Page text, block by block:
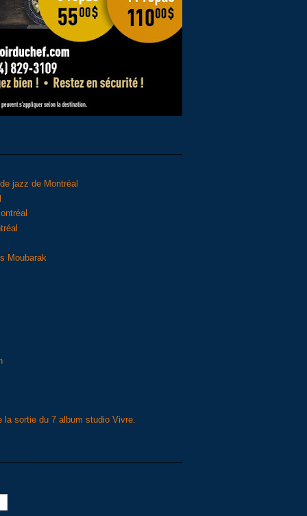
jazz de Montréal
Moubarak
la sortie du 7 album studio Vivre.